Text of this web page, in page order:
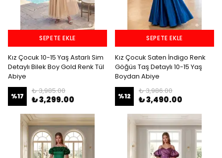
SEPETE EKLE
Kız Çocuk 10-15 Yaş Astarlı Sim
Detaylı Bilek Boy Gold Renk Tül
Abiye
%17
₺ 3,985.00
₺ 3,299.00
SEPETE EKLE
Kız Çocuk Saten İndigo Renk
Göğüs Taş Detaylı 10-15 Yaş
Boydan Abiye
%12
₺ 3,986.00
₺ 3,490.00